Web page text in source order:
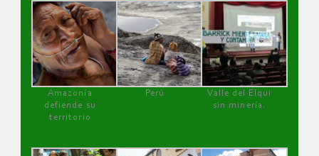
Amazonía
defiende su
territorio
Perú
Valle del Elqui
sin minería.